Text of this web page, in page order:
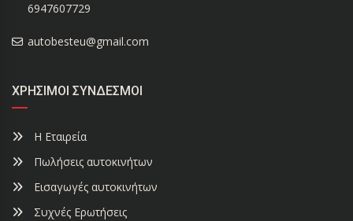
6947607729
autobesteu@gmail.com
ΧΡΉΣΙΜΟΙ ΣΎΝΔΕΣΜΟΙ
Η Εταιρεία
Πωλήσεις αυτοκινήτων
Εισαγωγές αυτοκινήτων
Συχνές Ερωτήσεις